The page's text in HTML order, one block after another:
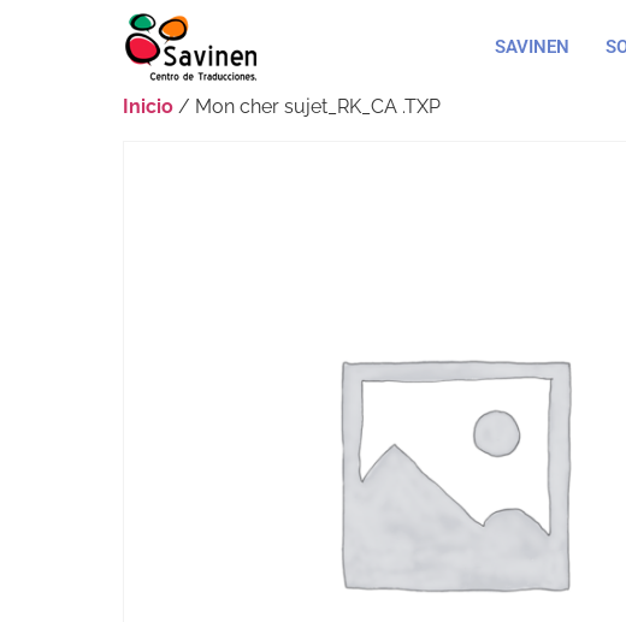
SAVINEN
Inicio / Mon cher sujet_RK_CA .TXP